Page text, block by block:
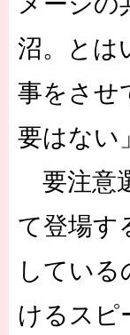
沼。とは
事をさせ
要はない
要注意
て登場す
してい
けるスピ